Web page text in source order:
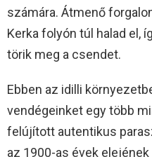
számára. Átmenő
Kerka folyón túl halad el,
törik meg a csendet.
Ebben az idilli
vendégeinket egy több
felújított autentikus
az 1900-as évek